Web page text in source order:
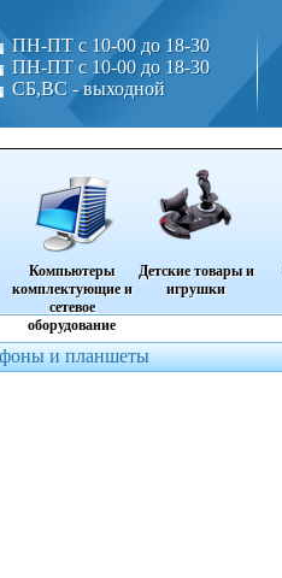
ПН-ПТ с 10-00 до 18-30
ПН-ПТ с 10-00 до 18-30
СБ,ВС - выходной
Компьютеры
комплектующие и
сетевое
оборудование
Детские товары и
игрушки
и планшеты